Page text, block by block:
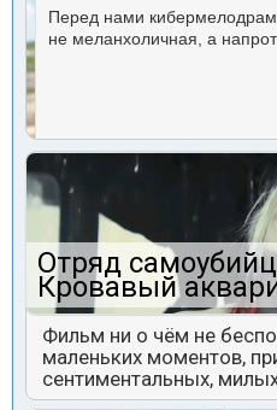
Перед нами
не меланхоличная, а
Отряд
Кровавый
Фильм ни о чём не
маленьких моментов,
сентиментальных,